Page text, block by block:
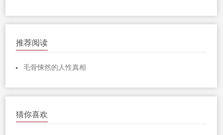
推荐阅读
毛骨悚然的人性真相
猜你喜欢